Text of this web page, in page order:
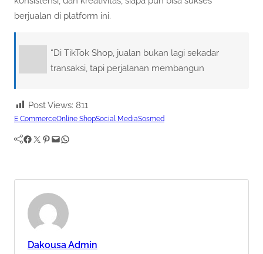
berjualan di platform ini.
“Di TikTok Shop, jualan bukan lagi sekadar
transaksi, tapi perjalanan membangun
Post Views: 811
E CommerceOnline ShopSocial MediaSosmed
Facebook Twitter Pinterest Mail WhatsApp
Dakousa Admin